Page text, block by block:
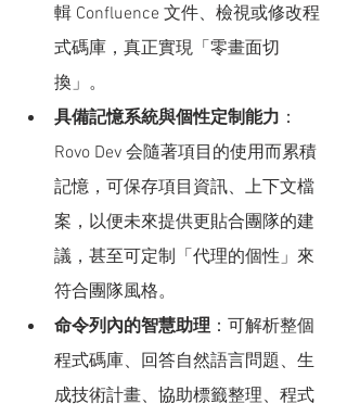
輯 Confluence 文件、檢視或修改程
式碼庫，真正實現「零畫面切
換」。
具備記憶系統與個性定制能力 ：
Rovo Dev 会隨著項目的使用而累積
記憶，可保存項目資訊、上下文檔
案，以便未來提供更貼合團隊的建
議，甚至可定制「代理的個性」來
符合團隊風格。
命令列內的智慧助理：可解析整個
程式碼庫、回答自然語言問題、生
成技術計畫、協助標籤整理、程式